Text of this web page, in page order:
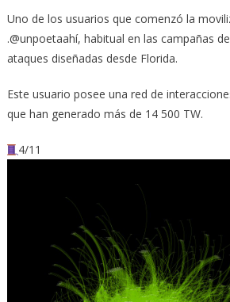
Uno de los usuarios que comenzó la
.@unpoetaahí, habitual en las campañas
ataques diseñadas desde Florida.
Este usuario posee una red de
que han generado más de 14 500 TW.
4/11